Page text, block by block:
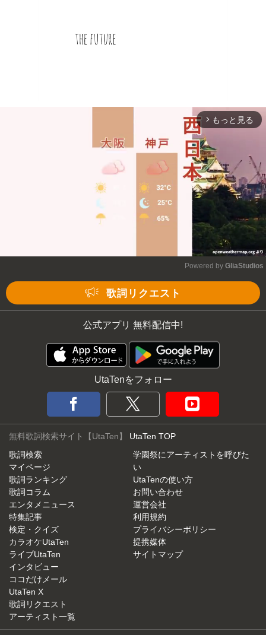
arrow_forward_ios もっと見る
Powered by GliaStudios
歌詞リクエスト
公式アプリ 無料配信中!
UtaTenをフォロー
無料歌詞検索サイト【UtaTen】 UtaTen TOP
歌詞検索
マイページ
歌詞ランキング
歌詞コラム
エンタメニュース
特集記事
検定・クイズ
カラオケUtaTen
ライブUtaTen
インタビュー
ココだけメール
UtaTen X
歌詞リクエスト
アーティスト一覧
学園祭にアーティストを呼びた
い
UtaTenの使い方
お問い合わせ
運営会社
利用規約
プライバシーポリシー
提携媒体
サイトマップ